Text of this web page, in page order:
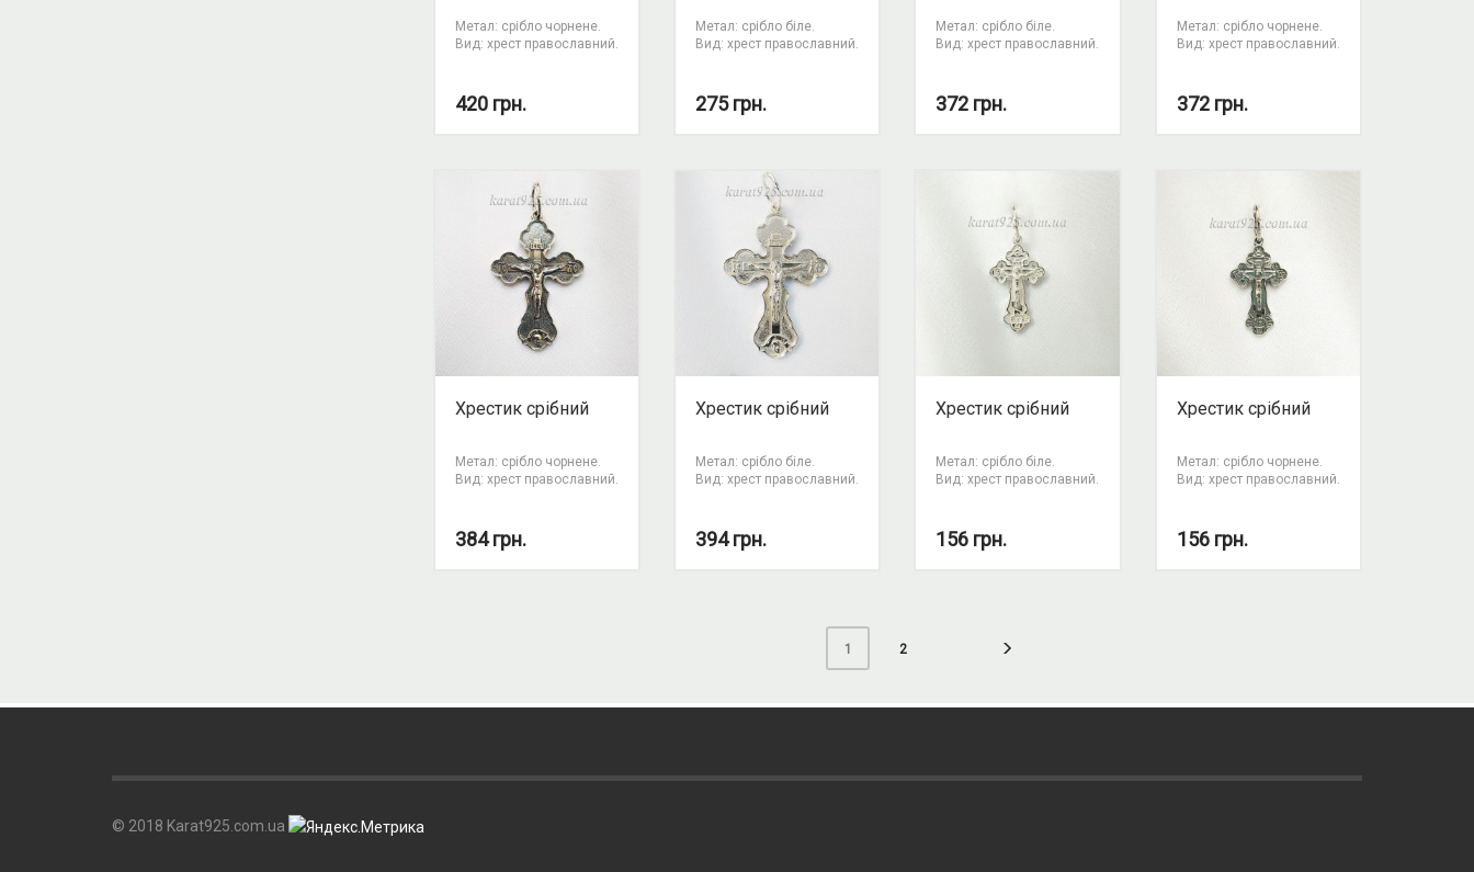
Метал: срібло чорнене.
Вид: хрест православний.
420 грн.
Метал: срібло біле.
Вид: хрест православний.
275грн.
Метал: срібло біле.
Вид: хрест православний.
372 грн.
Метал: срібло чорнене.
Вид: хрест православний.
372 грн.
Хрестик срібний
Метал: срібло чорнене.
Вид: хрест православний.
384грн.
Хрестик срібний
Метал: срібло біле.
Вид: хрест православний.
394грн.
Хрестик срібний
Метал: срібло біле.
Вид: хрест православний.
156 грн.
Хрестик срібний
Метал: срібло чорнене.
Вид: хрест православний.
156 грн.
1 2
© 2018 Karat925.com.ua